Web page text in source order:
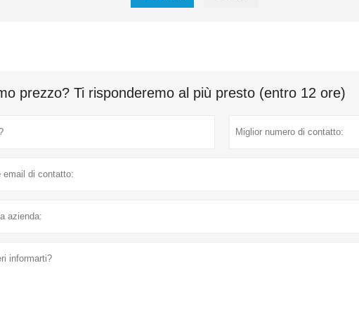
prezzo? Ti risponderemo al più presto (entro 12 ore)